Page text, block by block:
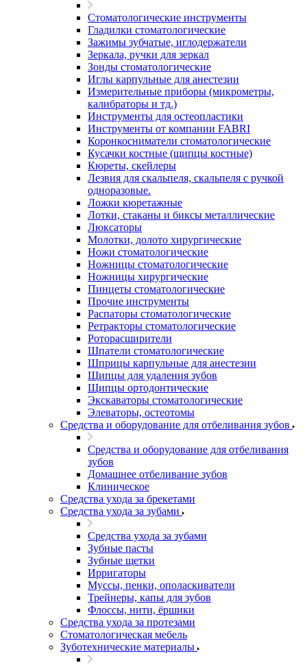
Стоматологические инструменты
Гладилки стоматологические
Зажимы зубчатые, иглодержатели
Зеркала, ручки для зеркал
Зонды стоматологические
Иглы карпульные для анестезии
Измерительные приборы (микрометры,
калибраторы и тд.)
Инструменты для остеопластики
Инструменты от компании FABRI
Коронкосниматели стоматологические
Кусачки костные (щипцы костные)
Кюреты, скейлеры
Лезвия для скальпеля, скальпеля с ручкой
одноразовые.
Ложки кюретажные
Лотки, стаканы и биксы металлические
Люксаторы
Молотки, долото хирургические
Ножи стоматологические
Ножницы стоматологические
Ножницы хирургические
Пинцеты стоматологические
Прочие инструменты
Распаторы стоматологические
Ретракторы стоматологические
Роторасширители
Шпатели стоматологические
Шприцы карпульные для анестезии
Щипцы для удаления зубов
Щипцы ортодонтические
Экскаваторы стоматологические
Элеваторы, остеотомы
Средства и оборудование для отбеливания зубов
Средства и оборудование для отбеливания
зубов
Домашнее отбеливание зубов
Клиническое
Средства ухода за брекетами
Средства ухода за зубами
Средства ухода за зубами
Зубные пасты
Зубные щетки
Ирригаторы
Муссы, пенки, ополаскиватели
Трейнеры, капы для зубов
Флоссы, нити, ёршики
Средства ухода за протезами
Стоматологическая мебель
Зуботехнические материалы